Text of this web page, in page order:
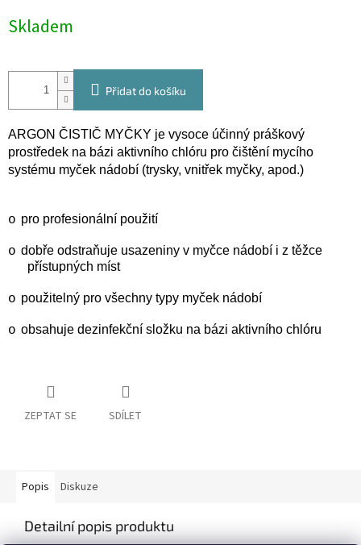
cena:
Skladem
Přidat do košíku
ARGON ČISTIČ MYČKY je vysoce účinný práškový
prostředek na bázi aktivního chlóru pro čištění mycího
systému myček nádobí (trysky, vnitřek myčky, apod.)
o pro profesionální použití
o dobře odstraňuje usazeniny v myčce nádobí i z těžce
přístupných míst
o použitelný pro všechny typy myček nádobí
o obsahuje dezinfekční složku na bázi aktivního chlóru
ZEPTAT SE SDÍLET
Popis Diskuze
Detailní popis produktu